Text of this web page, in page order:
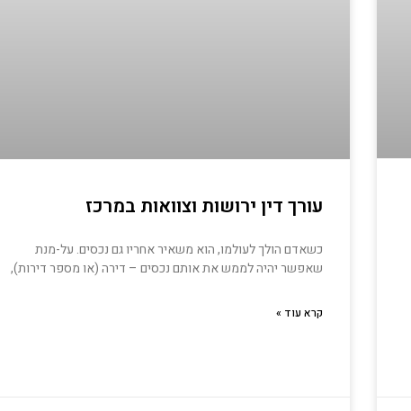
עורך דין ירושות וצוואות במרכז
כשאדם הולך לעולמו, הוא משאיר אחריו גם נכסים. על-מנת
שאפשר יהיה לממש את אותם נכסים – דירה (או מספר דירות),
קרא עוד »